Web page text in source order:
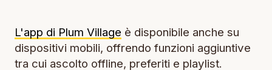
L'app di Plum Village è disponibile anche su
dispositivi mobili, offrendo funzioni aggiuntive
tra cui ascolto offline, preferiti e playlist.